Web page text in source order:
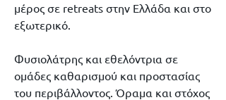
μέρος σε retreats στην Ελλάδα και στο
εξωτερικό.
Φυσιολάτρης και εθελόντρια σε
ομάδες καθαρισμού και προστασίας
του περιβάλλοντος. Όραμα και στόχος